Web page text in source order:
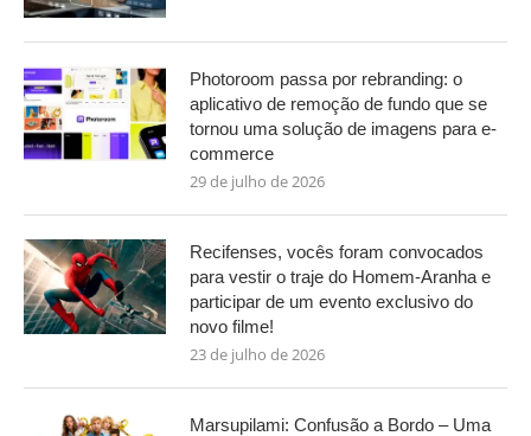
Photoroom passa por rebranding: o
aplicativo de remoção de fundo que se
tornou uma solução de imagens para e-
commerce
29 de julho de 2026
Recifenses, vocês foram convocados
para vestir o traje do Homem-Aranha e
participar de um evento exclusivo do
novo filme!
23 de julho de 2026
Marsupilami: Confusão a Bordo – Uma